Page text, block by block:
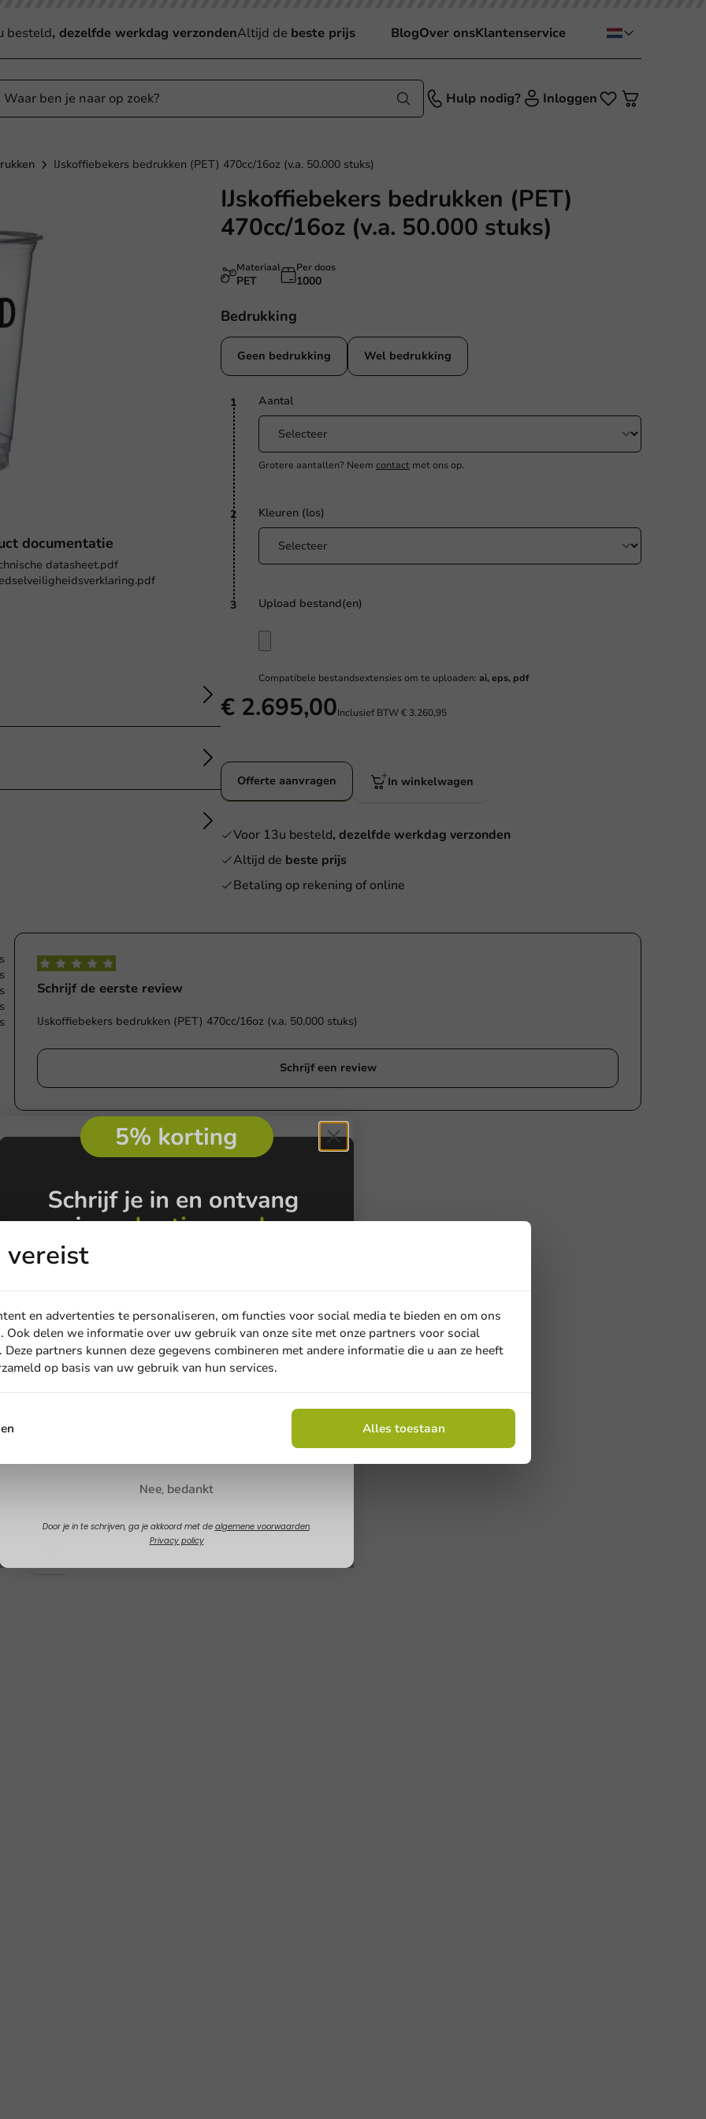
besteld, dezelfde werkdag verzondenAltijd de beste prijs BlogOver onsKlantenservice
Hulp nodig? Inloggen
IJskoffiebekers bedrukken (PET) 470cc/16oz (v.a. 50.000 stuks)
documentatie
datasheet.pdf
IJskoffiebekers bedrukken (PET)
470cc/16oz (v.a. 50.000 stuks)
Materiaal
PET
Per doos
1000
Bedrukking
Geen bedrukking Wel bedrukking
1 Aantal
Grotere aantallen? Neem contact met ons op.
2 Kleuren (los)
3 Upload bestand(en)
Compatibele bestandsextensies om te uploaden: ai, eps, pdf
€ 2.695,00Inclusief BTW€ 3.260,95
Offerte aanvragen In winkelwagen
Voor 13u besteld, dezelfde werkdag verzonden
Altijd de beste prijs
Betaling op rekening of online
Schrijf de eerste review
IJskoffiebekers bedrukken (PET) 470cc/16oz (v.a. 50.000 stuks)
Schrijf een review
93mm
1.000
vereist
en advertenties te personaliseren, om functies voor social media te bieden en om ons
Ook delen we informatie over uw gebruik van onze site met onze partners voor social
partners kunnen deze gegevens combineren met andere informatie die u aan ze heeft
op basis van uw gebruik van hun services.
Alles toestaan
Email
Nee, bedankt
Door je in te schrijven, ga je akkoord met de algemene voorwaarden.
Privacy policy